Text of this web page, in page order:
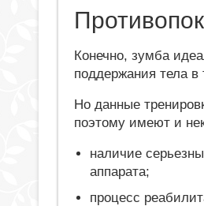
Конечно, зумба
поддержания тела в
Но данные
поэтому имеют и
наличие
аппарата;
процесс